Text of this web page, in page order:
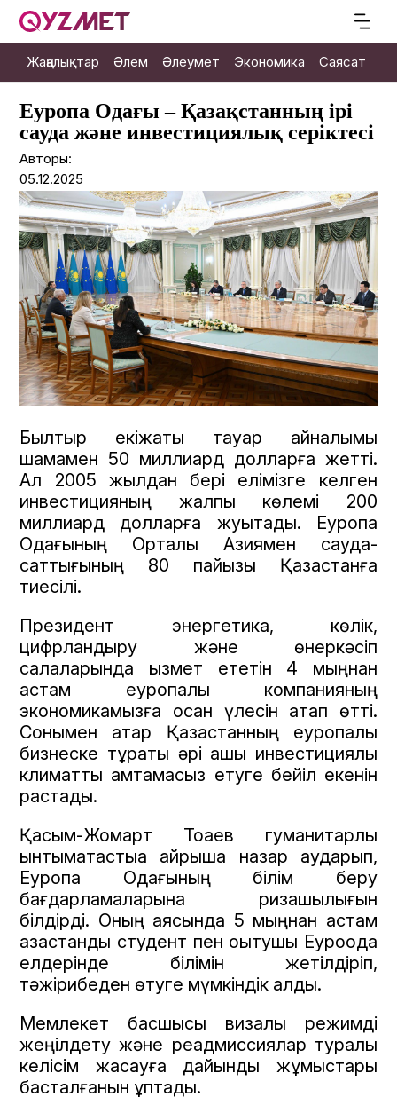
Жаңалықтар Әлем Әлеумет Экономика Саясат
Еуропа Одағы – Қазақстанның ірі
сауда және инвестициялық серіктесі
Авторы:
05.12.2025
Былтыр екіжақты тауар айналымы
шамамен 50 миллиард долларға жетті.
Ал 2005 жылдан бері елімізге келген
инвестицияның жалпы көлемі 200
миллиард долларға жуықтады. Еуропа
Одағының Орталық Азиямен сауда-
саттығының 80 пайызы Қазақстанға
тиесілі.
Президент энергетика, көлік,
цифрландыру және өнеркәсіп
салаларында қызмет ететін 4 мыңнан
астам еуропалық компанияның
экономикамызға қосқан үлесін атап өтті.
Сонымен қатар Қазақстанның еуропалық
бизнеске тұрақты әрі ашық инвестициялық
климатты қамтамасыз етуге бейіл екенін
растады.
Қасым-Жомарт Тоқаев гуманитарлық
ынтымақтастыққа айрықша назар аударып,
Еуропа Одағының білім беру
бағдарламаларына ризашылығын
білдірді. Оның аясында 5 мыңнан астам
қазақстандық студент пен оқытушы Еуроодақ
елдерінде білімін жетілдіріп,
тәжірибеден өтуге мүмкіндік алды.
Мемлекет басшысы визалық режимді
жеңілдету және реадмиссиялар туралы
келісім жасауға дайындық жұмыстары
басталғанын құптады.